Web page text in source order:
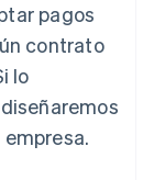
pagos
contrato
lo